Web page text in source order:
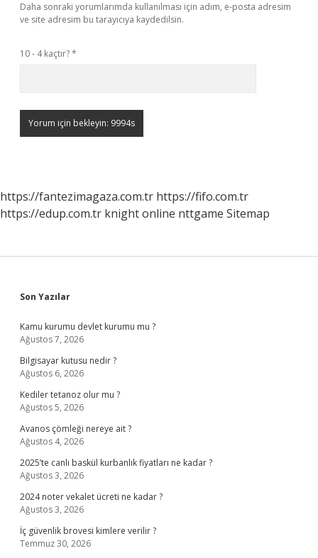
Daha sonraki yorumlarımda kullanılması için adım, e-posta adresim
ve site adresim bu tarayıcıya kaydedilsin.
10 - 4 kaçtır?*
https://fantezimagaza.com.tr https://fifo.com.tr
https://edup.com.tr knight online nttgame Sitemap
Sidebar
Son Yazılar
Kamu kurumu devlet kurumu mu ?
Ağustos 7, 2026
Bilgisayar kutusu nedir ?
Ağustos 6, 2026
Kediler tetanoz olur mu ?
Ağustos 5, 2026
Avanos çömleği nereye ait ?
Ağustos 4, 2026
2025’te canlı baskül kurbanlık fiyatları ne kadar ?
Ağustos 3, 2026
2024 noter vekalet ücreti ne kadar ?
Ağustos 3, 2026
İç güvenlik brovesi kimlere verilir ?
Temmuz 30, 2026